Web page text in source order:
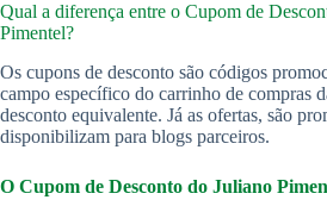
Qual a diferença entre o Cupom de
Pimentel?
Os cupons de desconto são códigos
campo específico do carrinho de compras
desconto equivalente. Já as ofertas, são
disponibilizam para blogs parceiros.
O Cupom de Desconto do Juliano